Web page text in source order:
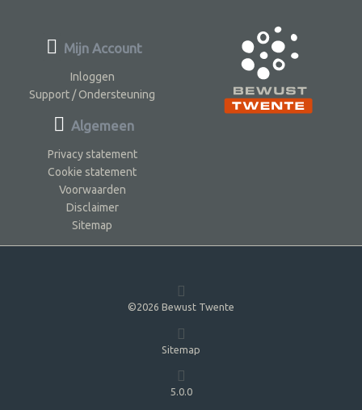
Mijn Account
Inloggen
Support / Ondersteuning
Algemeen
Privacy statement
Cookie statement
Voorwaarden
Disclaimer
Sitemap
©2026 Bewust Twente
Sitemap
5.0.0